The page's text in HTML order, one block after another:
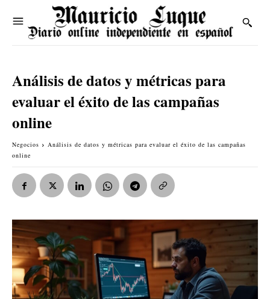
Análisis de datos y métricas para
evaluar el éxito de las campañas
online
Negocios
Análisis de datos y métricas para evaluar el éxito de las campañas
online